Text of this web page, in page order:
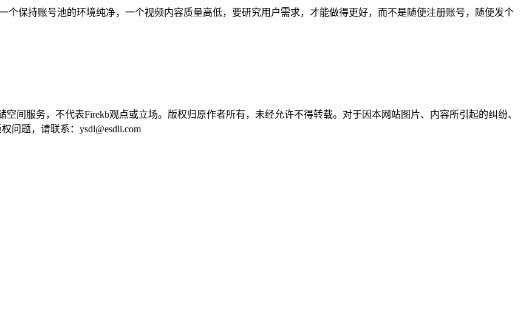
个保持账号池的环境纯净，一个视频内容质量高低，要研究用户需求，才能做得更好，而不是随便注册账号，随便发个
间服务，不代表Firekb观点或立场。版权归原作者所有，未经允许不得转载。对于因本网站图片、内容所引起的纠纷、
问题，请联系：ysdl@esdli.com